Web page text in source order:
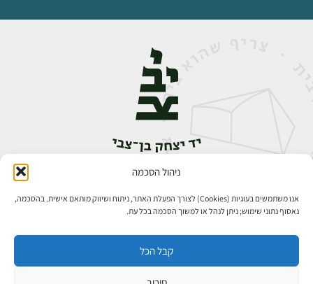
ניהול הסכמה
אנו משתמשים בעוגיות (Cookies) לצורך הפעלת האתר, ניתוח ושיווק מותאם אישית. בהסכמה,
נאסוף נתוני שימוש; ניתן לנהל או למשוך הסכמה בכל עת.
קבל הכל
אבן גבירול 14, רחביה, ירושלים